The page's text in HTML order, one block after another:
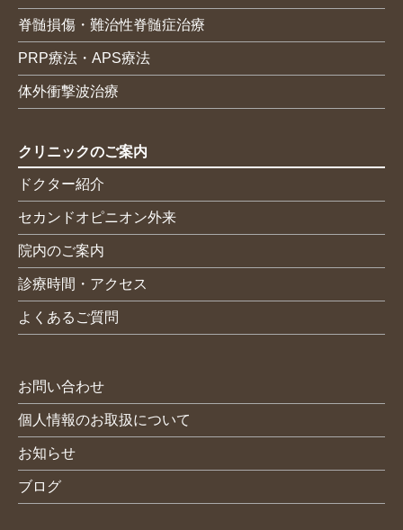
脊髄損傷・難治性脊髄症治療
PRP療法・APS療法
体外衝撃波治療
クリニックのご案内
ドクター紹介
セカンドオピニオン外来
院内のご案内
診療時間・アクセス
よくあるご質問
お問い合わせ
個人情報のお取扱について
お知らせ
ブログ